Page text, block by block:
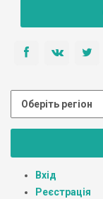
Вхід
Реєстрація